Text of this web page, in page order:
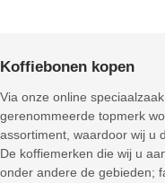
Koffiebonen kopen
Via onze online
gerenommeerde topmerk
assortiment, waardoor wij u
De koffiemerken die wij u
onder andere de gebieden;